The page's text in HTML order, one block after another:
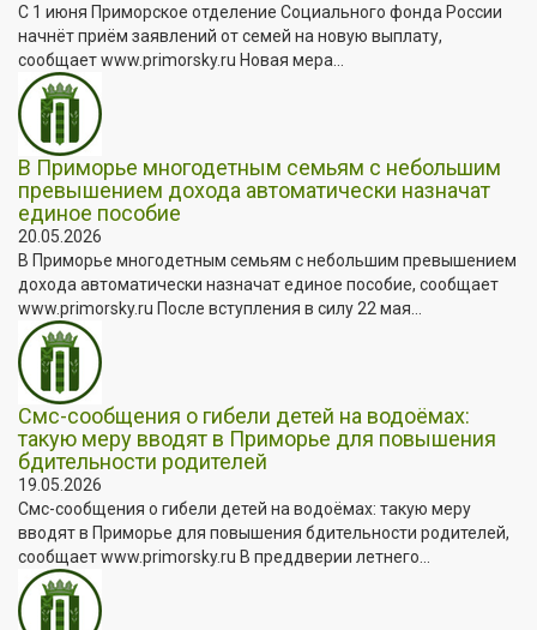
С 1 июня Приморское отделение Социального фонда России
начнёт приём заявлений от семей на новую выплату,
сообщает www.primorsky.ru Новая мера...
В Приморье многодетным семьям с небольшим
превышением дохода автоматически назначат
единое пособие
20.05.2026
В Приморье многодетным семьям с небольшим превышением
дохода автоматически назначат единое пособие, сообщает
www.primorsky.ru После вступления в силу 22 мая...
Смс-сообщения о гибели детей на водоёмах:
такую меру вводят в Приморье для повышения
бдительности родителей
19.05.2026
Смс-сообщения о гибели детей на водоёмах: такую меру
вводят в Приморье для повышения бдительности родителей,
сообщает www.primorsky.ru В преддверии летнего...